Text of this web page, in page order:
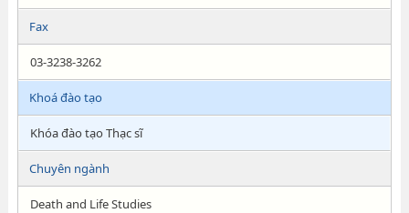
Fax
03-3238-3262
Khoá đào tạo
Khóa đào tạo Thạc sĩ
Chuyên ngành
Death and Life Studies